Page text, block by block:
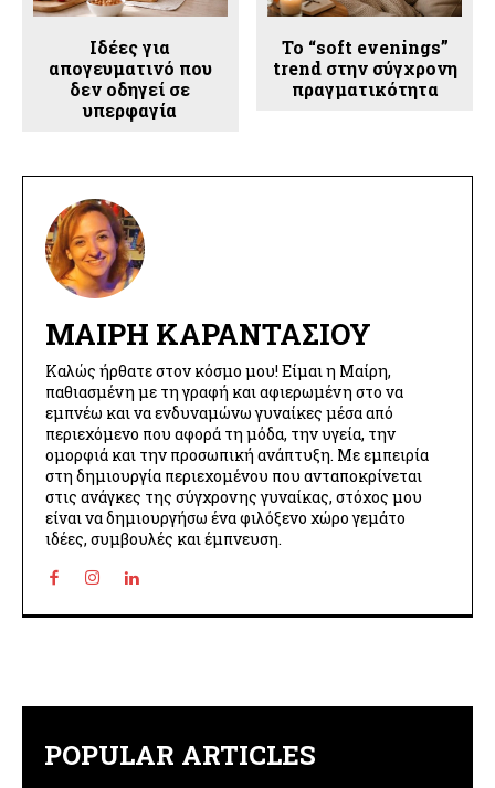
Ιδέες για
απογευματινό που
δεν οδηγεί σε
υπερφαγία
Το “soft evenings”
trend στην σύγχρονη
πραγματικότητα
ΜΑΊΡΗ ΚΑΡΑΝΤΆΣΙΟΥ
Καλώς ήρθατε στον κόσμο μου! Είμαι η Μαίρη,
παθιασμένη με τη γραφή και αφιερωμένη στο να
εμπνέω και να ενδυναμώνω γυναίκες μέσα από
περιεχόμενο που αφορά τη μόδα, την υγεία, την
ομορφιά και την προσωπική ανάπτυξη. Με εμπειρία
στη δημιουργία περιεχομένου που ανταποκρίνεται
στις ανάγκες της σύγχρονης γυναίκας, στόχος μου
είναι να δημιουργήσω ένα φιλόξενο χώρο γεμάτο
ιδέες, συμβουλές και έμπνευση.
POPULAR ARTICLES